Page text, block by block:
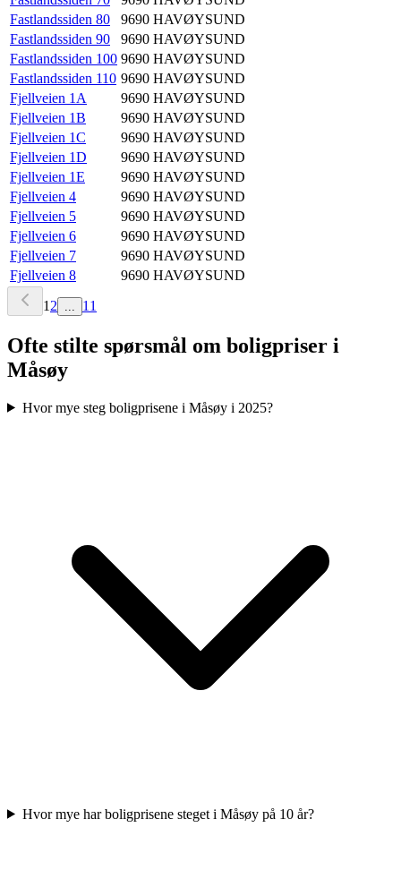
Fastlandssiden 80
9690 HAVØYSUND
Fastlandssiden 90
9690 HAVØYSUND
Fastlandssiden 100 9690 HAVØYSUND
Fastlandssiden 110 9690 HAVØYSUND
Fjellveien 1A
9690 HAVØYSUND
Fjellveien 1B
9690 HAVØYSUND
Fjellveien 1C
9690 HAVØYSUND
Fjellveien 1D
9690 HAVØYSUND
Fjellveien 1E
9690 HAVØYSUND
Fjellveien 4
9690 HAVØYSUND
Fjellveien 5
9690 HAVØYSUND
Fjellveien 6
9690 HAVØYSUND
Fjellveien 7
9690 HAVØYSUND
Fjellveien 8
9690 HAVØYSUND
1 2 11
Ofte stilte spørsmål om boligpriser i
Måsøy
Hvor mye steg boligprisene i Måsøy i 2025?
Hvor mye har boligprisene steget i Måsøy på 10 år?